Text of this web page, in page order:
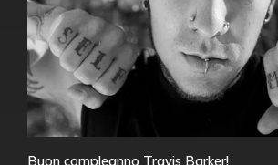
Buon compleanno Travis Barker!